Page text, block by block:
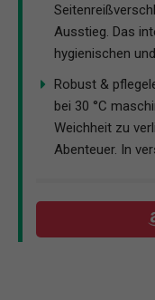
Ausstieg. Das
hygienischen
Robust &
bei 30 °C
Weichheit zu
Abenteuer. In